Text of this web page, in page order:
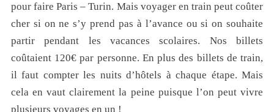
pour faire Paris – Turin. Mais voyager en train peut coûter
cher si on ne s’y prend pas à l’avance ou si on souhaite
partir pendant les vacances scolaires. Nos billets
coûtaient 120€ par personne. En plus des billets de train,
il faut compter les nuits d’hôtels à chaque étape. Mais
cela en vaut clairement la peine puisque l’on peut vivre
plusieurs voyages en un !